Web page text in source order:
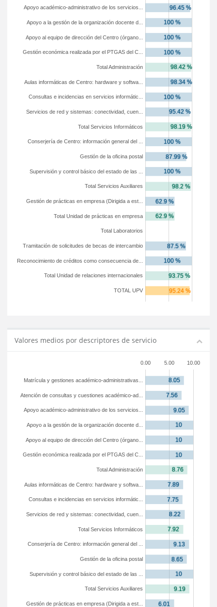
TOTAL UPV
Total Unidad de relaciones internacionales
Reconocimiento de créditos como consecuencia de...
Tramitación de solicitudes de becas de intercambio
Total Laboratorios
Total Unidad de prácticas en empresa
Gestión de prácticas en empresa (Dirigida a est...
Total Servicios Auxiliares
Supervisión y control básico del estado de las ...
Gestión de la oficina postal
Conserjería de Centro: información general del ...
Total Servicios Informáticos
Servicios de red y sistemas: conectividad, cuen...
Consultas e incidencias en servicios informátic...
Aulas informáticas de Centro: hardware y softwa...
Total Administración
Gestión económica realizada por el PTGAS del C...
Apoyo al equipo de dirección del Centro (órgano...
Apoyo a la gestión de la organización docente d...
Apoyo académico-administrativo de los servicios...
Valores medios por descriptores de servicio
0.00 5.00 10.00
Gestión de prácticas en empresa (Dirigida a est...
Total Servicios Auxiliares
Supervisión y control básico del estado de las ...
Gestión de la oficina postal
Conserjería de Centro: información general del ...
Total Servicios Informáticos
Servicios de red y sistemas: conectividad, cuen...
Consultas e incidencias en servicios informátic...
Aulas informáticas de Centro: hardware y softwa...
Total Administración
Gestión económica realizada por el PTGAS del C...
Apoyo al equipo de dirección del Centro (órgano...
Apoyo a la gestión de la organización docente d...
Apoyo académico-administrativo de los servicios...
Atención de consultas y cuestiones académico-ad...
Matrícula y gestiones académico-administrativas...